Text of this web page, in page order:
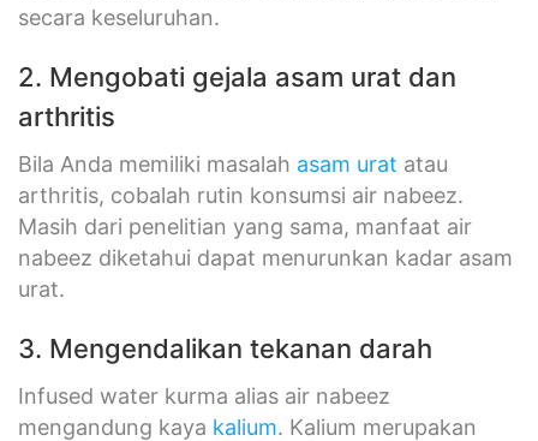
secara keseluruhan.
2. Mengobati gejala asam urat dan
arthritis
Bila Anda memiliki masalah asam urat atau
arthritis, cobalah rutin konsumsi air nabeez.
Masih dari penelitian yang sama, manfaat air
nabeez diketahui dapat menurunkan kadar asam
urat.
3. Mengendalikan tekanan darah
Infused water kurma alias air nabeez
mengandung kaya kalium. Kalium merupakan